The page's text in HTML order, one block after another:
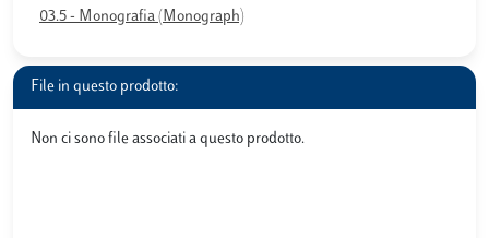
03.5 - Monografia (Monograph)
File in questo prodotto:
Non ci sono file associati a questo prodotto.